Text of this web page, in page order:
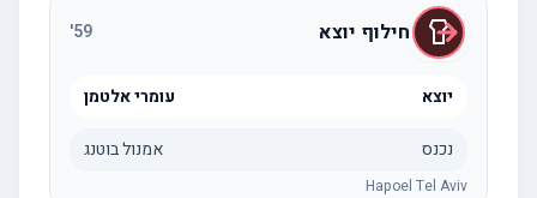
חילוף יוצא 59
'
יוצא עומרי אלטמן
נכנס אמנול בוטנג
Hapoel Tel Aviv